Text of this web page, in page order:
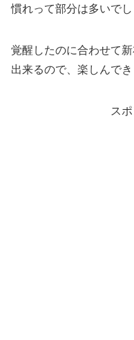
慣れって部分は多いで
覚醒したのに合わせて
出来るので、楽しんでき
ス